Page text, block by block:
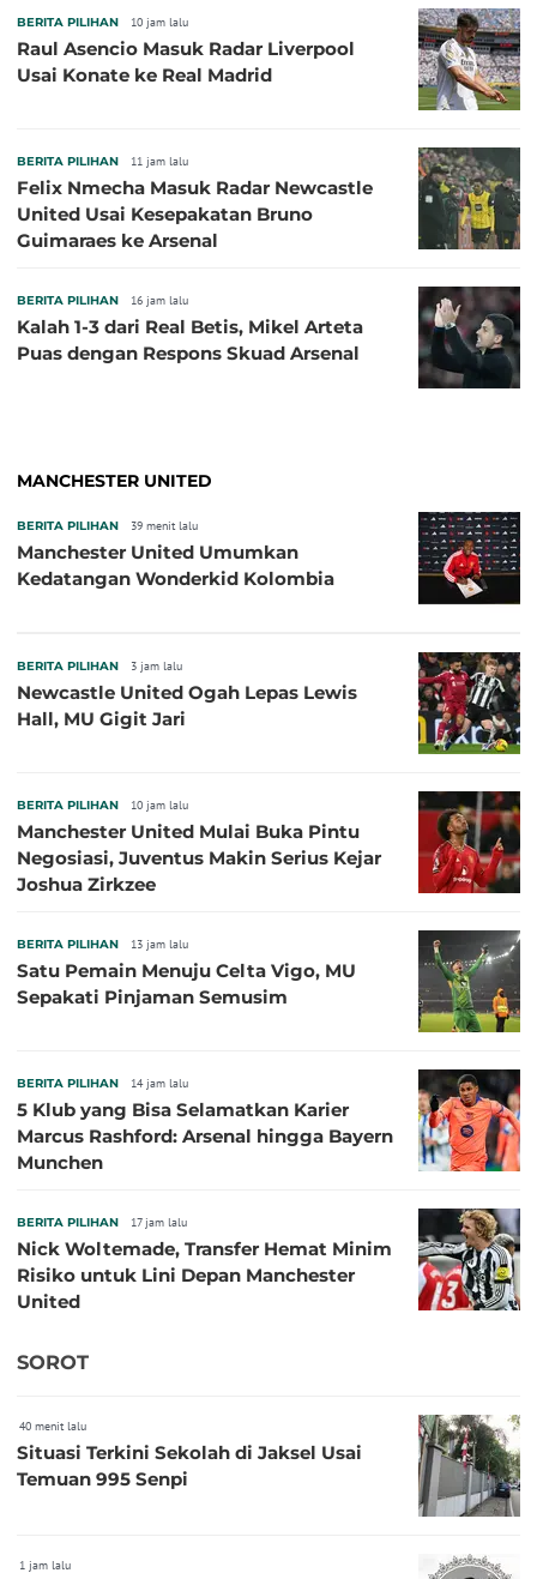
BERITA PILIHAN 10 jam lalu
Raul Asencio Masuk Radar Liverpool
Usai Konate ke Real Madrid
BERITA PILIHAN 11 jam lalu
Felix Nmecha Masuk Radar Newcastle
United Usai Kesepakatan Bruno
Guimaraes ke Arsenal
BERITA PILIHAN 16 jam lalu
Kalah 1-3 dari Real Betis, Mikel Arteta
Puas dengan Respons Skuad Arsenal
MANCHESTER UNITED
BERITA PILIHAN 39 menit lalu
Manchester United Umumkan
Kedatangan Wonderkid Kolombia
BERITA PILIHAN 3 jam lalu
Newcastle United Ogah Lepas Lewis
Hall, MU Gigit Jari
BERITA PILIHAN 10 jam lalu
Manchester United Mulai Buka Pintu
Negosiasi, Juventus Makin Serius Kejar
Joshua Zirkzee
BERITA PILIHAN 13 jam lalu
Satu Pemain Menuju Celta Vigo, MU
Sepakati Pinjaman Semusim
BERITA PILIHAN 14 jam lalu
5 Klub yang Bisa Selamatkan Karier
Marcus Rashford: Arsenal hingga Bayern
Munchen
BERITA PILIHAN 17 jam lalu
Nick Woltemade, Transfer Hemat Minim
Risiko untuk Lini Depan Manchester
United
SOROT
40 menit lalu
Situasi Terkini Sekolah di Jaksel Usai
Temuan 995 Senpi
1 jam lalu